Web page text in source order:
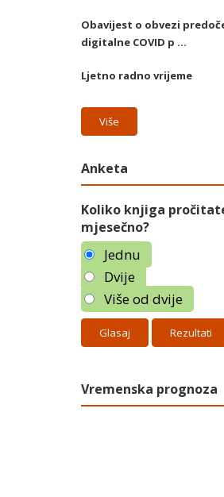
Obavijest o obvezi
digitalne COVID p ...
Ljetno radno vrijeme
Više
Anketa
Koliko knjiga
mjesečno?
Jednu
Dvije
Više od dvije
Rezultati
Vremenska prognoza